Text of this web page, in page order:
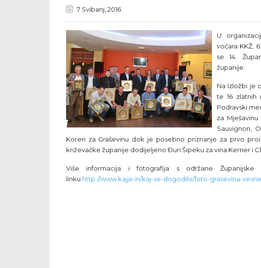
7 Svibanj, 2016
U
voćara KKŽ,
se 14.
županije.
Na Izložbi je
te 16 zlatnih
Podravski
za
Sauvignon,
Koren za Graševinu dok je posebno priznanje za prvo
križevačke županije dodijeljeno Đuri Šipeku za vina Kerner i
Više informacija i fotografija s održane
linku http://www.kajje.in/kaj-se-dogodilo/foto-grasevina-